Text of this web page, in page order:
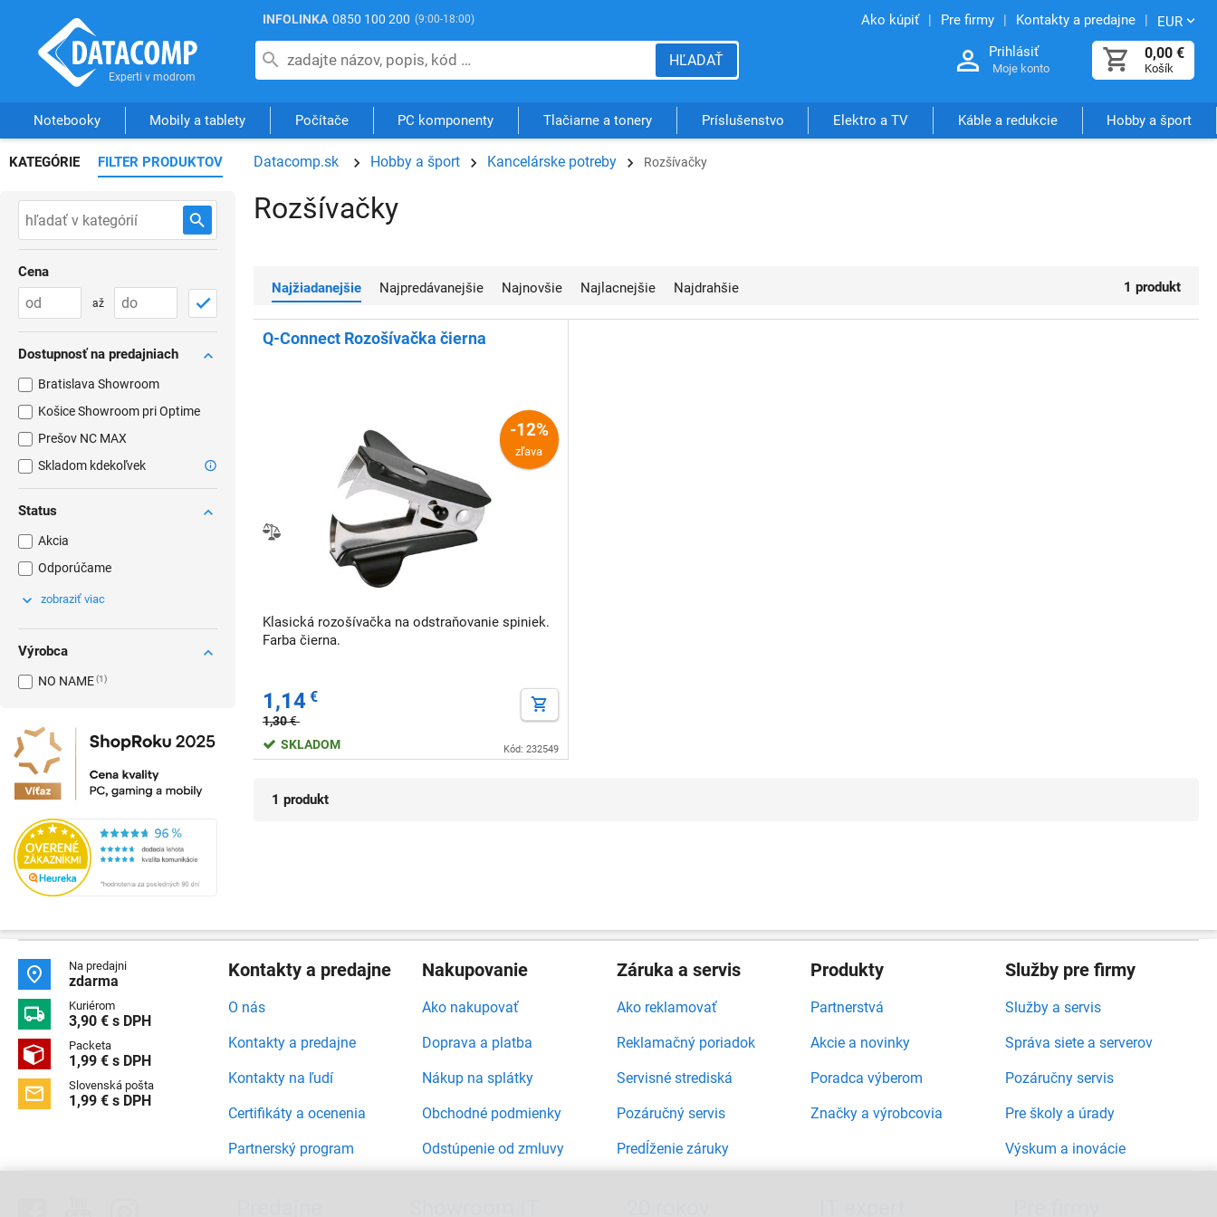
INFOLINKA 0850 100 200 (9:00-18:00) Ako kúpiť Pre firmy Kontakty a predajne EUR
0,00 €
Košík
Prihlásiť
Moje konto
HĽADAŤ
Notebooky Mobily a tablety Počítače PC komponenty Tlačiarne a tonery Príslušenstvo Elektro a TV Káble a redukcie Hobby a šport
KATEGÓRIE FILTER PRODUKTOV
Cena
až
Dostupnosť na predajniach
Bratislava Showroom
Košice Showroom pri Optime
Prešov NC MAX
Skladom kdekoľvek
Status
Akcia
Odporúčame
zobraziť viac
Výrobca
NO NAME 1
Datacomp.sk Hobby a šport Kancelárske potreby Rozšívačky
Rozšívačky
Najžiadanejšie Najpredávanejšie Najnovšie Najlacnejšie Najdrahšie 1 produkt
Q-Connect Rozošívačka čierna
-12%
zľava
Klasická rozošívačka na odstraňovanie spiniek.
Farba čierna.
1,14 €
1,30€
Kód: 232549
SKLADOM
1 produkt
 Na predajni
zdarma
 Kuriérom
3,90 € s DPH
 Packeta
1,99 € s DPH
 Slovenská pošta
1,99 € s DPH
Kontakty a predajne
O nás
Kontakty a predajne
Kontakty na ľudí
Certifikáty a ocenenia
Partnerský program
Nakupovanie
Ako nakupovať
Doprava a platba
Nákup na splátky
Obchodné podmienky
Odstúpenie od zmluvy
Záruka a servis
Ako reklamovať
Reklamačný poriadok
Servisné strediská
Pozáručný servis
Predĺženie záruky
Produkty
Partnerstvá
Akcie a novinky
Poradca výberom
Značky a výrobcovia
Služby pre firmy
Služby a servis
Správa siete a serverov
Pozáručny servis
Pre školy a úrady
Výskum a inovácie